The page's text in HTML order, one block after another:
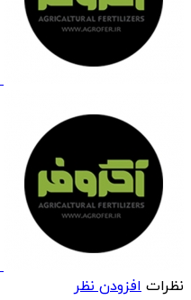
نظرات افزودن نظر